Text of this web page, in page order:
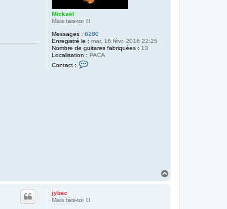
Mickaël
Mais tais-toi !!!
Messages : 6280
Enregistré le : mar. 16 févr. 2016 22:25
Nombre de guitares fabriquées : 13
Localisation : PACA
Contact :
jybec
Mais tais-toi !!!